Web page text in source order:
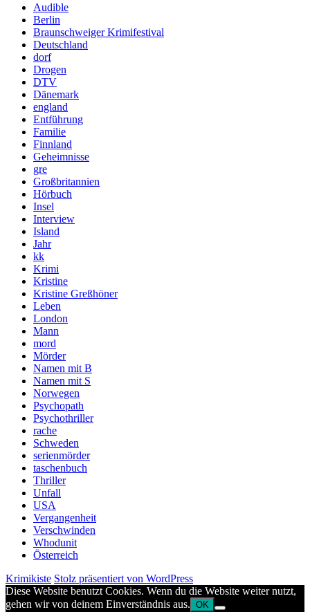
Audible
Berlin
Braunschweiger Krimifestival
Deutschland
dorf
Drogen
DTV
Dänemark
england
Entführung
Familie
Finnland
Geheimnisse
gre
Großbritannien
Hörbuch
Insel
Interview
Island
Jahr
kk
Krimi
Kristine
Kristine Greßhöner
Leben
London
Mann
mord
Mörder
Namen mit B
Namen mit S
Norwegen
Psychopath
Psychothriller
rache
Schweden
serienmörder
taschenbuch
Thriller
Unfall
USA
Vergangenheit
Verschwinden
Whodunit
Österreich
Krimikiste Stolz präsentiert von WordPress
Diese Website benutzt Cookies. Wenn du die Website weiter nutzt,
gehen wir von deinem Einverständnis aus. OK